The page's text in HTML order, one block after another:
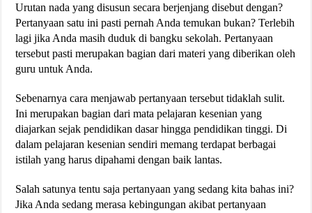
Urutan nada yang disusun secara berjenjang disebut dengan?
Pertanyaan satu ini pasti pernah Anda temukan bukan? Terlebih
lagi jika Anda masih duduk di bangku sekolah. Pertanyaan
tersebut pasti merupakan bagian dari materi yang diberikan oleh
guru untuk Anda.
Sebenarnya cara menjawab pertanyaan tersebut tidaklah sulit.
Ini merupakan bagian dari mata pelajaran kesenian yang
diajarkan sejak pendidikan dasar hingga pendidikan tinggi. Di
dalam pelajaran kesenian sendiri memang terdapat berbagai
istilah yang harus dipahami dengan baik lantas.
Salah satunya tentu saja pertanyaan yang sedang kita bahas ini?
Jika Anda sedang merasa kebingungan akibat pertanyaan